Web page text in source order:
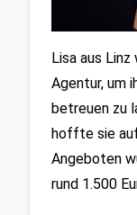
Lisa aus
Agentur, um
betreuen zu
hoffte sie
Angeboten
rund 1.500